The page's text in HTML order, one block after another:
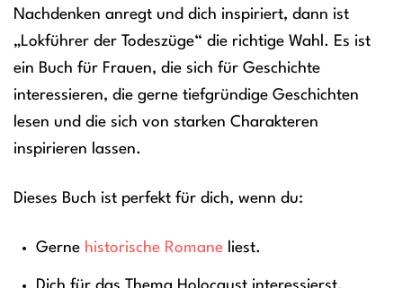
Nachdenken anregt und dich inspiriert, dann ist
„Lokführer der Todeszüge“ die richtige Wahl. Es ist
ein Buch für Frauen, die sich für Geschichte
interessieren, die gerne tiefgründige Geschichten
lesen und die sich von starken Charakteren
inspirieren lassen.
Dieses Buch ist perfekt für dich, wenn du:
Gerne historische Romaneliest.